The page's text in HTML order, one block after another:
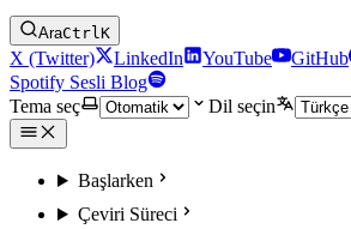
AraCtrlK
X (Twitter) LinkedIn YouTube GitHub
Spotify Sesli Blog
Tema seç
Dil seçin
Başlarken
Çeviri Süreci